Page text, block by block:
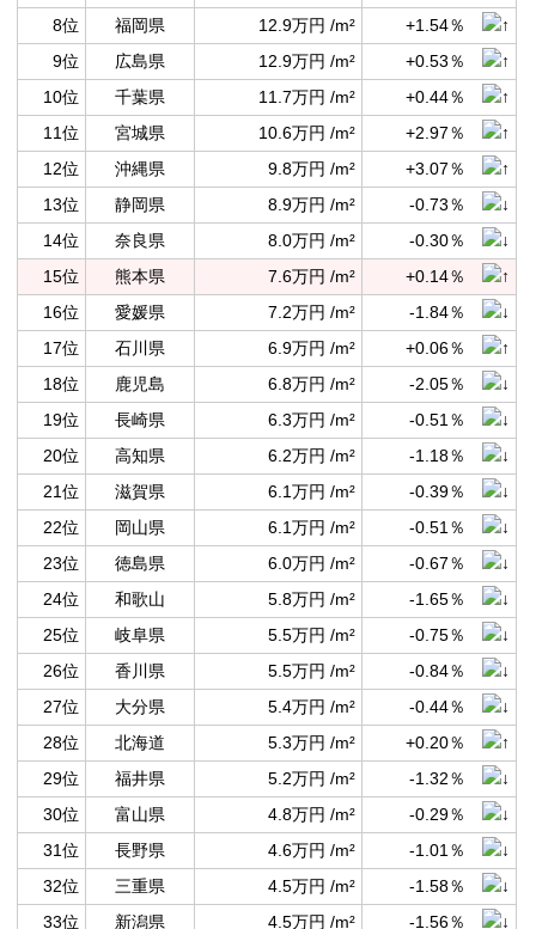
8位
福岡県 12.9万円 /m²
+1.54％
9位
広島県 12.9万円 /m²
+0.53％
10位
千葉県 11.7万円 /m²
+0.44％
11位
宮城県 10.6万円 /m²
+2.97％
12位
沖縄県 9.8万円 /m²
+3.07％
13位
静岡県 8.9万円 /m²
-0.73％
14位
奈良県 8.0万円 /m²
-0.30％
15位
熊本県 7.6万円 /m²
+0.14％
16位
愛媛県 7.2万円 /m²
-1.84％
17位
石川県 6.9万円 /m²
+0.06％
18位
鹿児島 6.8万円 /m²
-2.05％
19位
長崎県 6.3万円 /m²
-0.51％
20位
高知県 6.2万円 /m²
-1.18％
21位
滋賀県 6.1万円 /m²
-0.39％
22位
岡山県 6.1万円 /m²
-0.51％
23位
徳島県 6.0万円 /m²
-0.67％
24位
和歌山 5.8万円 /m²
-1.65％
25位
岐阜県 5.5万円 /m²
-0.75％
26位
香川県 5.5万円 /m²
-0.84％
27位
大分県 5.4万円 /m²
-0.44％
28位
北海道 5.3万円 /m²
+0.20％
29位
福井県 5.2万円 /m²
-1.32％
30位
富山県 4.8万円 /m²
-0.29％
31位
長野県 4.6万円 /m²
-1.01％
32位
三重県 4.5万円 /m²
-1.58％
33位
新潟県 4.5万円 /m² -1.56％